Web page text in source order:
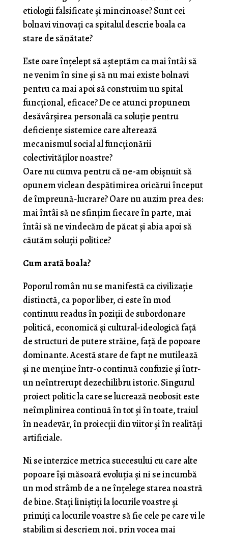
etiologii falsificate şi mincinoase? Sunt cei
bolnavi vinovaţi ca spitalul descrie boala ca
stare de sănătate?
Este oare înţelept să aşteptăm ca mai întâi să
ne venim în sine şi să nu mai existe bolnavi
pentru ca mai apoi să construim un spital
funcţional, eficace? De ce atunci propunem
desăvârşirea personală ca soluţie pentru
deficienţe sistemice care alterează
mecanismul social al funcţionării
colectivităţilor noastre?
Oare nu cumva pentru că ne-am obişnuit să
opunem viclean despătimirea oricărui început
de împreună-lucrare? Oare nu auzim prea des:
mai întâi să ne sfinţim fiecare în parte, mai
întâi să ne vindecăm de păcat şi abia apoi să
căutăm soluţii politice?
Cum arată boala?
Poporul român nu se manifestă ca civilizaţie
distinctă, ca popor liber, ci este în mod
continuu readus în poziţii de subordonare
politică, economică şi cultural-ideologică faţă
de structuri de putere străine, faţă de popoare
dominante. Acestă stare de fapt ne mutilează
şi ne menţine într-o continuă confuzie şi într-
un neîntrerupt dezechilibru istoric. Singurul
proiect politic la care se lucrează neobosit este
neîmplinirea continuă în tot şi în toate, traiul
în neadevăr, în proiecţii din viitor şi în realităţi
artificiale.
Ni se interzice metrica succesului cu care alte
popoare îşi măsoară evoluţia şi ni se incumbă
un mod strâmb de a ne înţelege starea noastră
de bine. Staţi liniştiţi la locurile voastre şi
primiţi ca locurile voastre să fie cele pe care vi le
stabilim şi descriem noi, prin vocea mai